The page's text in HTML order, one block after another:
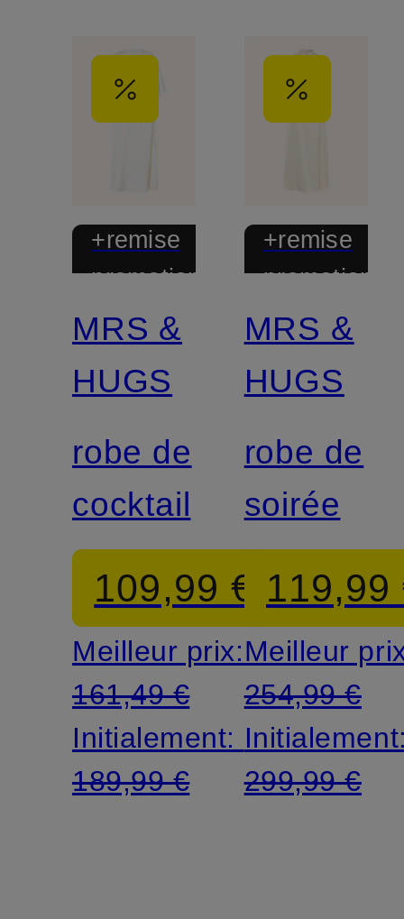
+remise
promotionnelle
MRS &
HUGS
robe de
cocktail
109,99 €
Meilleur prix:
161,49 €
Initialement:
189,99 €
+remise
MRS &
HUGS
robe de
soirée
119,99
Meilleur
254,99 €
299,99 €